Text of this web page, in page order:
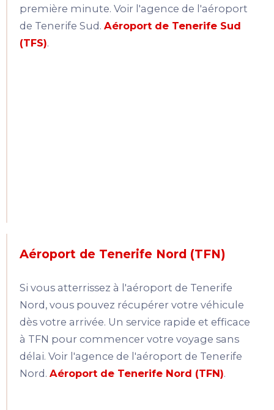
première minute. Voir l'agence de l'aéroport
de Tenerife Sud. Aéroport de Tenerife Sud
(TFS).
Aéroport de Tenerife Nord (TFN)
Si vous atterrissez à l'aéroport de Tenerife
Nord, vous pouvez récupérer votre véhicule
dès votre arrivée. Un service rapide et efficace
à TFN pour commencer votre voyage sans
délai. Voir l'agence de l'aéroport de Tenerife
Nord. Aéroport de Tenerife Nord (TFN).